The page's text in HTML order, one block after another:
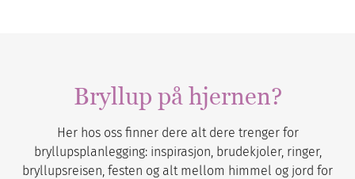
Bryllup på hjernen?
Her hos oss finner dere alt dere trenger for
bryllupsplanlegging: inspirasjon, brudekjoler, ringer,
bryllupsreisen, festen og alt mellom himmel og jord for